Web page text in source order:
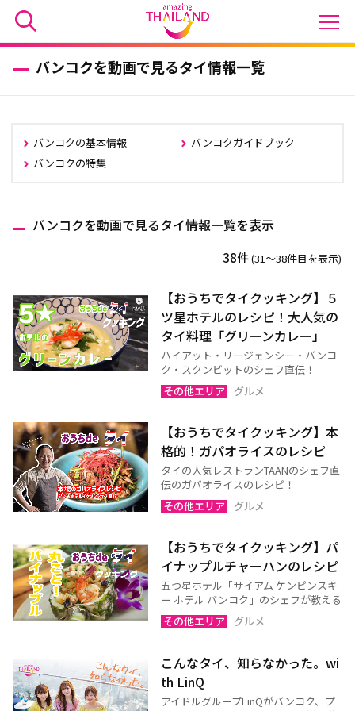
バンコクを動画で見るタイ情報一覧
バンコクの基本情報
バンコクガイドブック
バンコクの特集
バンコクを動画で見るタイ情報一覧を表示
38件(31〜38件目を表示)
【おうちでタイクッキング】５
ツ星ホテルのレシピ！大人気の
タイ料理「グリーンカレー」
ハイアット・リージェンシー・バンコ
ク・スクンビットのシェフ直伝！
その他エリア
グルメ
【おうちでタイクッキング】本
格的！ガパオライスのレシピ
タイの人気レストランTAANのシェフ直
伝のガパオライスのレシピ！
その他エリア
グルメ
【おうちでタイクッキング】パ
イナップルチャーハンのレシピ
五つ星ホテル「サイアム ケンピンスキ
ー ホテル バンコク」のシェフが教える
その他エリア
グルメ
こんなタイ、知らなかった。wi
th LinQ
アイドルグループLinQがバンコク、プ